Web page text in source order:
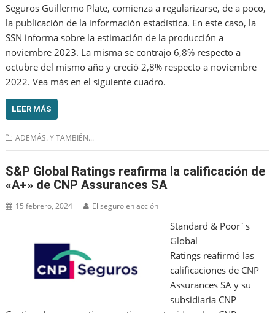
Seguros Guillermo Plate, comienza a regularizarse, de a poco,
la publicación de la información estadística. En este caso, la
SSN informa sobre la estimación de la producción a
noviembre 2023. La misma se contrajo 6,8% respecto a
octubre del mismo año y creció 2,8% respecto a noviembre
2022. Vea más en el siguiente cuadro.
LEER MÁS
ADEMÁS. Y TAMBIÉN...
S&P Global Ratings reafirma la calificación de
«A+» de CNP Assurances SA
15 febrero, 2024 El seguro en acción
Standard & Poor´s
Global
Ratings reafirmó las
calificaciones de CNP
Assurances SA y su
subsidiaria CNP